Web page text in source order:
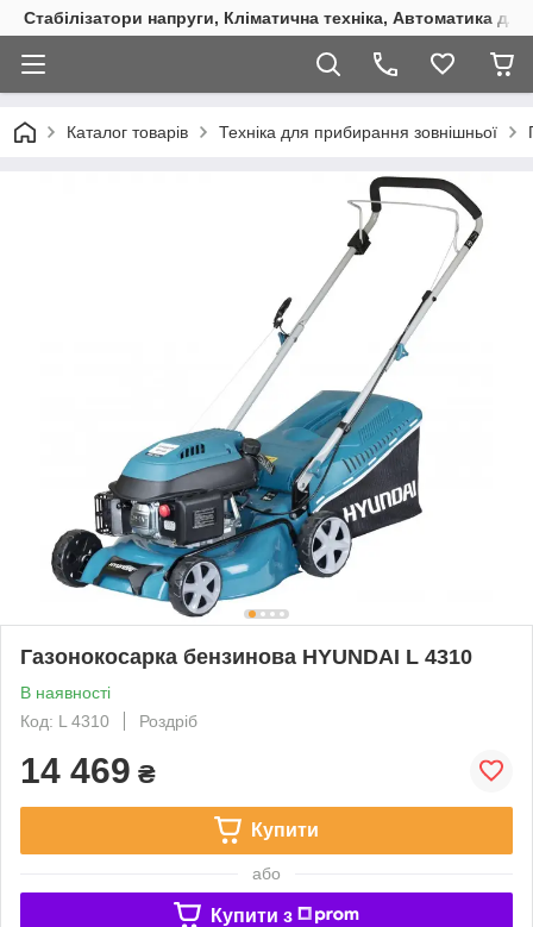
Стабілізатори напруги, Кліматична техніка, Автоматика
Каталог товарів Техніка для прибирання зовнішньої
Газонокосарка бензинова HYUNDAI L 4310
В наявності
Код: L 4310
Роздріб
14 469 ₴
Купити
або
Купити з